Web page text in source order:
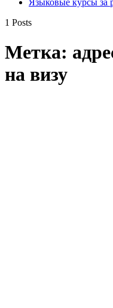
Языковые курсы за
1 Posts
Метка:
на визу